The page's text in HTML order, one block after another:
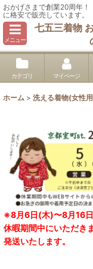
おかげさまで創業20周年
に格安で販売しています。
メニュー
七五三着物
カテゴリ マイページ
ホーム > 洗える着物(女性
※8月6日(木)〜8月16日
休暇期間中にいただき
発送いたします。